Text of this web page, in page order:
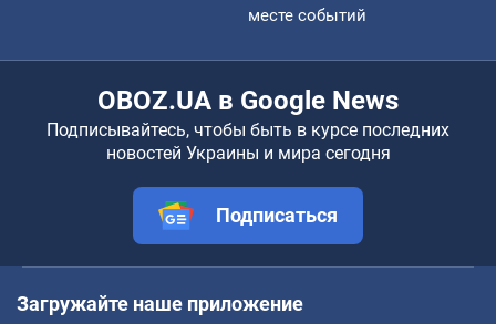
месте событий
OBOZ.UA в Google News
Подписывайтесь, чтобы быть в курсе последних
новостей Украины и мира сегодня
Подписаться
Загружайте наше приложение